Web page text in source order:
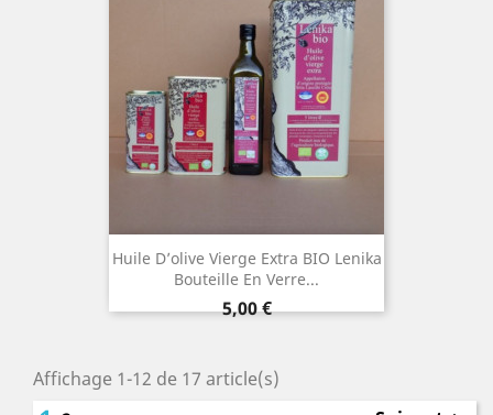
Huile D’olive Vierge Extra BIO Lenika
Bouteille En Verre...
Prix
5,00 €
Affichage 1-12 de 17 article(s)